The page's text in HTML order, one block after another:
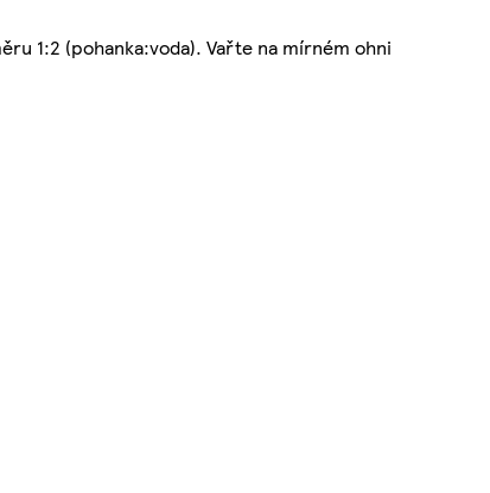
1:2 (pohanka:voda). Vařte na mírném ohni